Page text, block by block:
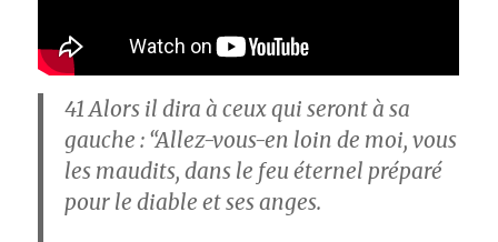
41Alors il dira à ceux qui seront à sa
gauche : “Allez-vous-en loin de moi, vous
les maudits, dans le feu éternel préparé
pour le diable et ses anges.